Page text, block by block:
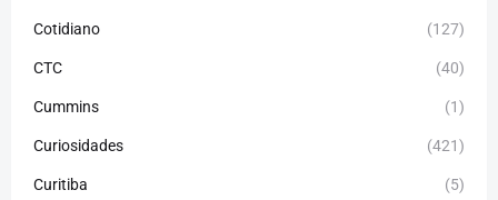
Cotidiano (127)
CTC (40)
Cummins (1)
Curiosidades (421)
Curitiba (5)